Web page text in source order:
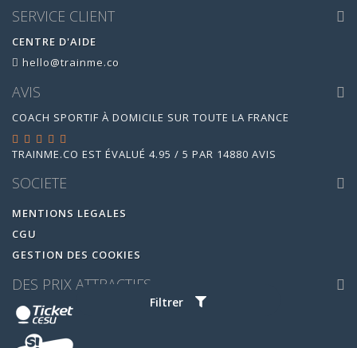
Filtrer
SERVICE CLIENT
CENTRE D'AIDE
hello@trainme.co
AVIS
COACH SPORTIF À DOMICILE SUR TOUTE LA FRANCE
TRAINME.CO EST ÉVALUÉ 4.95 / 5 PAR 14880 AVIS
SOCIETE
MENTIONS LEGALES
CGU
GESTION DES COOKIES
DES PRIX ATTRACTIFS